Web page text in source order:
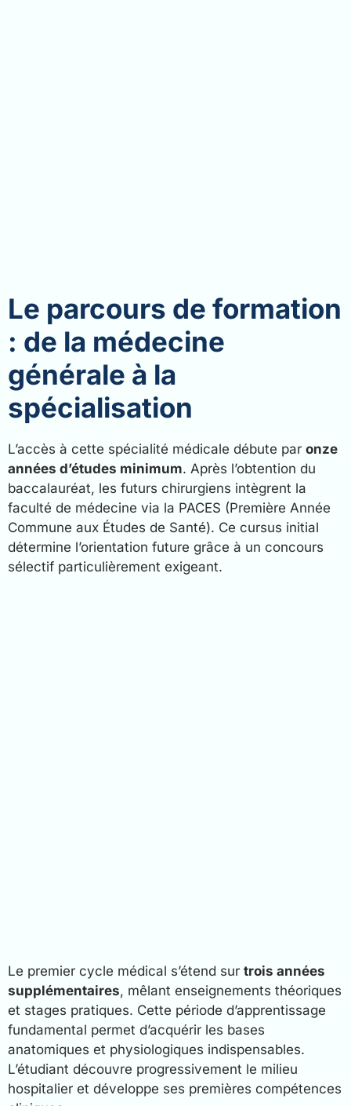
Le parcours de formation
: de la médecine
générale à la
spécialisation
L’accès à cette spécialité médicale débute par onze
années d’études minimum. Après l’obtention du
baccalauréat, les futurs chirurgiens intègrent la
faculté de médecine via la PACES (Première Année
Commune aux Études de Santé). Ce cursus initial
détermine l’orientation future grâce à un concours
sélectif particulièrement exigeant.
Le premier cycle médical s’étend sur trois années
supplémentaires, mêlant enseignements théoriques
et stages pratiques. Cette période d’apprentissage
fundamental permet d’acquérir les bases
anatomiques et physiologiques indispensables.
L’étudiant découvre progressivement le milieu
hospitalier et développe ses premières compétences